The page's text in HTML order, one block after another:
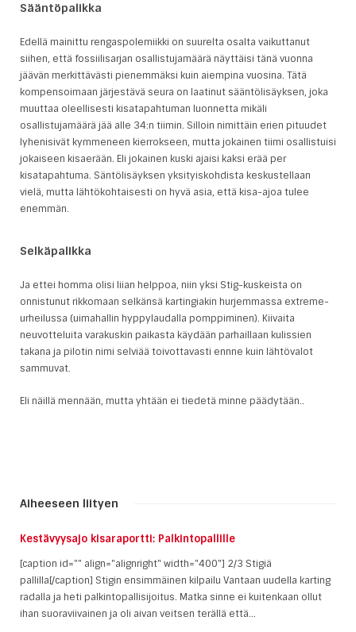
Sääntöpalikka
Edellä mainittu rengaspolemiikki on suurelta osalta vaikuttanut
siihen, että fossiilisarjan osallistujamäärä näyttäisi tänä vuonna
jäävän merkittävästi pienemmäksi kuin aiempina vuosina. Tätä
kompensoimaan järjestävä seura on laatinut sääntölisäyksen, joka
muuttaa oleellisesti kisatapahtuman luonnetta mikäli
osallistujamäärä jää alle 34:n tiimin. Silloin nimittäin erien pituudet
lyhenisivät kymmeneen kierrokseen, mutta jokainen tiimi osallistuisi
jokaiseen kisaerään. Eli jokainen kuski ajaisi kaksi erää per
kisatapahtuma. Säntölisäyksen yksityiskohdista keskustellaan
vielä, mutta lähtökohtaisesti on hyvä asia, että kisa-ajoa tulee
enemmän.
Selkäpalikka
Ja ettei homma olisi liian helppoa, niin yksi Stig-kuskeista on
onnistunut rikkomaan selkänsä kartingiakin hurjemmassa extreme-
urheilussa (uimahallin hyppylaudalla pomppiminen). Kiivaita
neuvotteluita varakuskin paikasta käydään parhaillaan kulissien
takana ja pilotin nimi selviää toivottavasti ennne kuin lähtövalot
sammuvat.
Eli näillä mennään, mutta yhtään ei tiedetä minne päädytään..
Aiheeseen liityen
Kestävyysajo kisaraportti: Palkintopallille
[caption id="" align="alignright" width="400"] 2/3 Stigiä
pallilla[/caption] Stigin ensimmäinen kilpailu Vantaan uudella karting
radalla ja heti palkintopallisijoitus. Matka sinne ei kuitenkaan ollut
ihan suoraviivainen ja oli aivan veitsen terällä että...